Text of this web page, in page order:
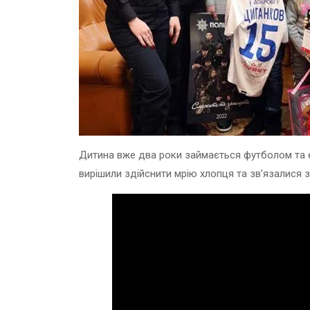
Дитина вже два роки займається футболом та
вирішили здійснити мрію хлопця та зв’язалися